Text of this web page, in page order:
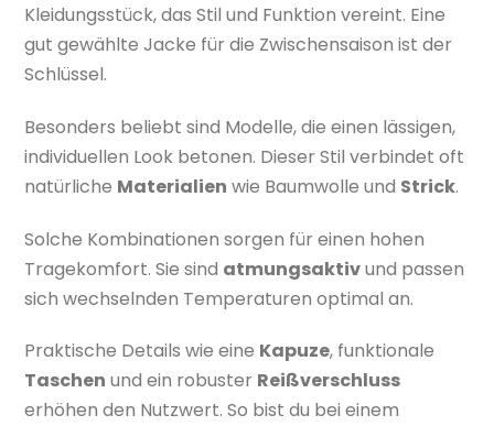
Kleidungsstück, das Stil und Funktion vereint. Eine
gut gewählte Jacke für die Zwischensaison ist der
Schlüssel.
Besonders beliebt sind Modelle, die einen lässigen,
individuellen Look betonen. Dieser Stil verbindet oft
natürliche Materialien wie Baumwolle und Strick.
Solche Kombinationen sorgen für einen hohen
Tragekomfort. Sie sind atmungsaktivund passen
sich wechselnden Temperaturen optimal an.
Praktische Details wie eine Kapuze, funktionale
Taschen und ein robuster Reißverschluss
erhöhen den Nutzwert. So bist du bei einem